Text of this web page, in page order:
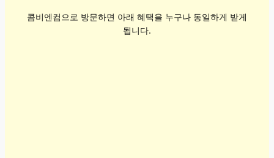
콤비엔컴으로 방문하면 아래 혜택을 누구나 동일하게 받게
됩니다.